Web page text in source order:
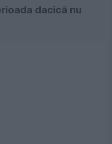
dacică nu